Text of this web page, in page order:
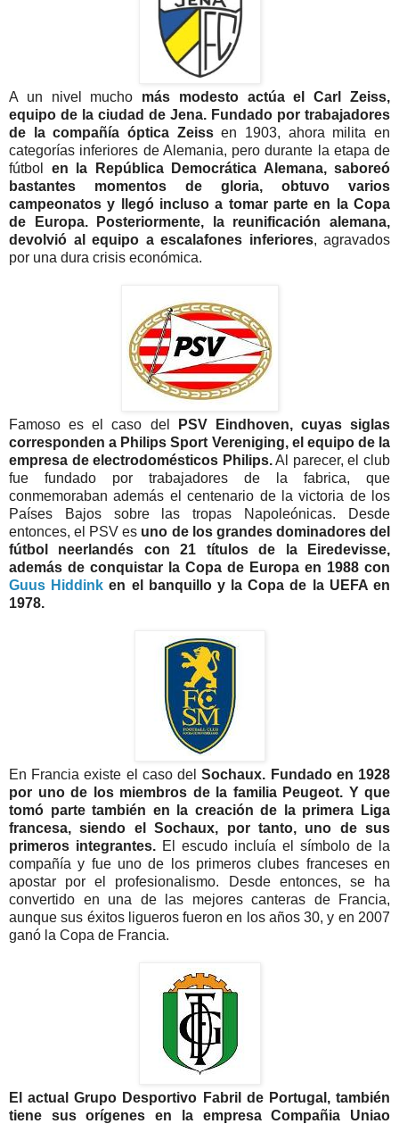
A un nivel mucho más modesto actúa el Carl Zeiss,
equipo de la ciudad de Jena. Fundado por trabajadores
de la compañía óptica Zeissen 1903, ahora milita en
categorías inferiores de Alemania, pero durante la etapa de
fútbol en la República Democrática Alemana, saboreó
bastantes momentos de gloria, obtuvo varios
campeonatos y llegó incluso a tomar parte en la Copa
de Europa. Posteriormente, la reunificación alemana,
devolvió al equipo a escalafones inferiores, agravados
por una dura crisis económica.
Famoso es el caso del
PSV Eindhoven, cuyas siglas
corresponden a Philips Sport Vereniging, el equipo de la
empresa de electrodomésticos Philips.Al parecer, el club
fue fundado por trabajadores de la fabrica, que
conmemoraban además el centenario de la victoria de los
Países Bajos sobre las tropas Napoleónicas. Desde
entonces, el PSV es uno de los grandes dominadores del
fútbol neerlandés con 21 títulos de la Eiredevisse,
además de conquistar la Copa de Europa en 1988 con
Guus Hiddink en el banquillo y la Copa de la UEFA en
1978.
En Francia existe el caso delSochaux. Fundado en 1928
por uno de los miembros de la familia Peugeot. Y que
tomó parte también en la creación de la primera Liga
francesa, siendo el Sochaux, por tanto, uno de sus
primeros integrantes. El escudo incluía el símbolo de la
compañía y fue uno de los primeros clubes franceses en
apostar por el profesionalismo. Desde entonces, se ha
convertido en una de las mejores canteras de Francia,
aunque sus éxitos ligueros fueron en los años 30, y en 2007
ganó la Copa de Francia.
El actual Grupo Desportivo Fabril de Portugal, también
tiene sus orígenes en la empresa Compañia Uniao